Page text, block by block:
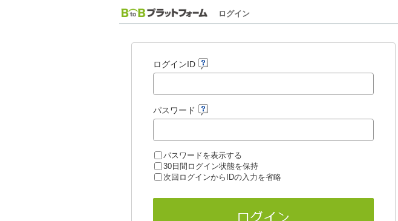
ログイン
ログインID
パスワード
パスワードを表示する
30日間ログイン状態を保持
次回ログインからIDの入力を省略